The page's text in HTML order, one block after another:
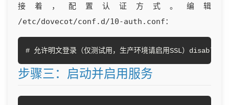
接着，配置认证方式。编辑
/etc/dovecot/conf.d/10-auth.conf：
# 允许明文登录（仅测试用，生产环境请启用SSL）
步骤三：启动并启用服务